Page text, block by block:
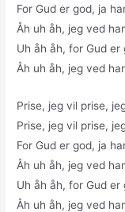
For Gud er god, ja
Åh uh åh, jeg ved
Uh åh åh, for Gud er
Åh uh åh, jeg ved
Prise, jeg vil prise,
Prise, jeg vil prise,
For Gud er god, ja
Åh uh åh, jeg ved
Uh åh åh, for Gud er
Åh uh åh, jeg ved